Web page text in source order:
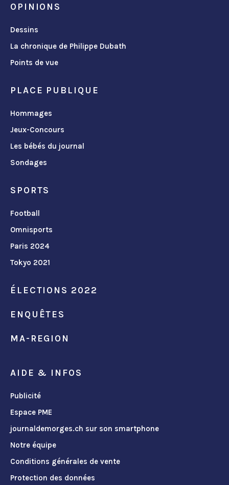
OPINIONS
Dessins
La chronique de Philippe Dubath
Points de vue
PLACE PUBLIQUE
Hommages
Jeux-Concours
Les bébés du journal
Sondages
SPORTS
Football
Omnisports
Paris 2024
Tokyo 2021
ÉLECTIONS 2022
ENQUÊTES
MA-REGION
AIDE & INFOS
Publicité
Espace PME
journaldemorges.ch sur son smartphone
Notre équipe
Conditions générales de vente
Protection des données